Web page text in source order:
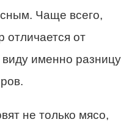
Чаще всего,
отличается от
именно разницу
не только мясо,